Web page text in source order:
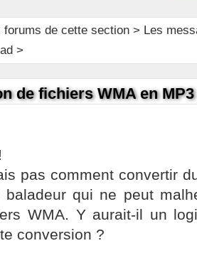
forums de cette section> Les
>
de fichiers WMA en MP3
pas comment convertir
baladeur qui ne peut
WMA. Y aurait-il un
conversion ?